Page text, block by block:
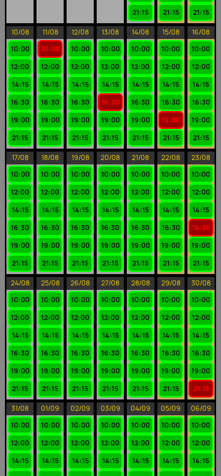
21:15
21:15
21:15
10/08
10:00
12:00
14:15
16:30
19:00
21:15
11/08
10:00
12:00
14:15
16:30
19:00
21:15
12/08
10:00
12:00
14:15
16:30
19:00
21:15
13/08
10:00
12:00
14:15
16:30
19:00
21:15
14/08
10:00
12:00
14:15
16:30
19:00
21:15
15/08
10:00
12:00
14:15
16:30
19:00
21:15
16/08
10:00
12:00
14:15
16:30
19:00
21:15
17/08
10:00
12:00
14:15
16:30
19:00
21:15
18/08
10:00
12:00
14:15
16:30
19:00
21:15
19/08
10:00
12:00
14:15
16:30
19:00
21:15
20/08
10:00
12:00
14:15
16:30
19:00
21:15
21/08
10:00
12:00
14:15
16:30
19:00
21:15
22/08
10:00
12:00
14:15
16:30
19:00
21:15
23/08
10:00
12:00
14:15
16:30
19:00
21:15
24/08
10:00
12:00
14:15
16:30
19:00
21:15
25/08
10:00
12:00
14:15
16:30
19:00
21:15
26/08
10:00
12:00
14:15
16:30
19:00
21:15
27/08
10:00
12:00
14:15
16:30
19:00
21:15
28/08
10:00
12:00
14:15
16:30
19:00
21:15
29/08
10:00
12:00
14:15
16:30
19:00
21:15
30/08
10:00
12:00
14:15
16:30
19:00
21:15
31/08
10:00
12:00
14:15
01/09
10:00
12:00
14:15
02/09
10:00
12:00
14:15
03/09
10:00
12:00
14:15
04/09
10:00
12:00
14:15
05/09
10:00
12:00
14:15
06/09
10:00
12:00
14:15